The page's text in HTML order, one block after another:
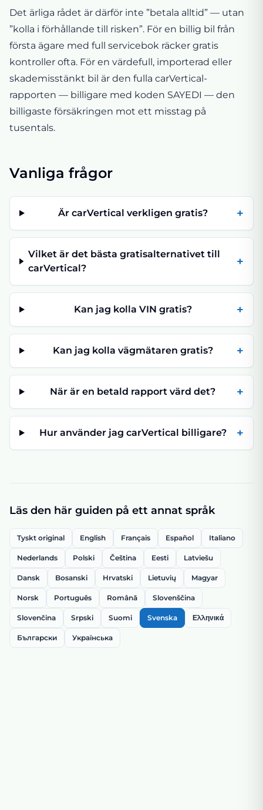
Det ärliga rådet är därför inte ”betala alltid” — utan
”kolla i förhållande till risken”. För en billig bil från
första ägare med full servicebok räcker gratis
kontroller ofta. För en värdefull, importerad eller
skademisstänkt bil är den fulla carVertical-
rapporten — billigare med koden SAYEDI — den
billigaste försäkringen mot ett misstag på
tusentals.
Vanliga frågor
Är carVertical verkligen gratis? +
Vilket är det bästa gratisalternativet till
carVertical?
+
Kan jag kolla VIN gratis? +
Kan jag kolla vägmätaren gratis? +
När är en betald rapport värd det? +
Hur använder jag carVertical billigare? +
Läs den här guiden på ett annat språk
Tyskt original English Français Español Italiano
Nederlands Polski Čeština Eesti Latviešu
Dansk Bosanski Hrvatski Lietuvių Magyar
Norsk Português Română Slovenščina
Slovenčina Srpski Suomi Svenska Ελληνικά
Български Українська